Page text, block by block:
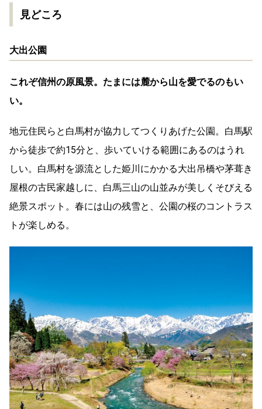
見どころ
大出公園
これぞ信州の原風景。たまには麓から山を愛でるのもい
い。
地元住民らと白馬村が協力してつくりあげた公園。白馬駅
から徒歩で約15分と、歩いていける範囲にあるのはうれ
しい。白馬村を源流とした姫川にかかる大出吊橋や茅葺き
屋根の古民家越しに、白馬三山の山並みが美しくそびえる
絶景スポット。春には山の残雪と、公園の桜のコントラス
トが楽しめる。